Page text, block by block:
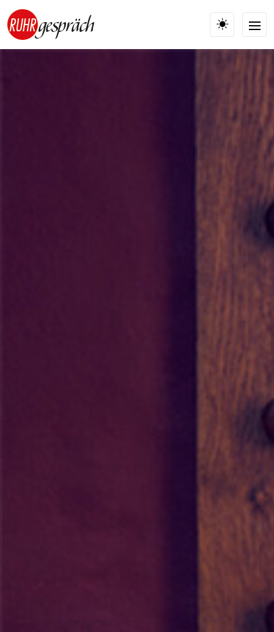
Skip to main content